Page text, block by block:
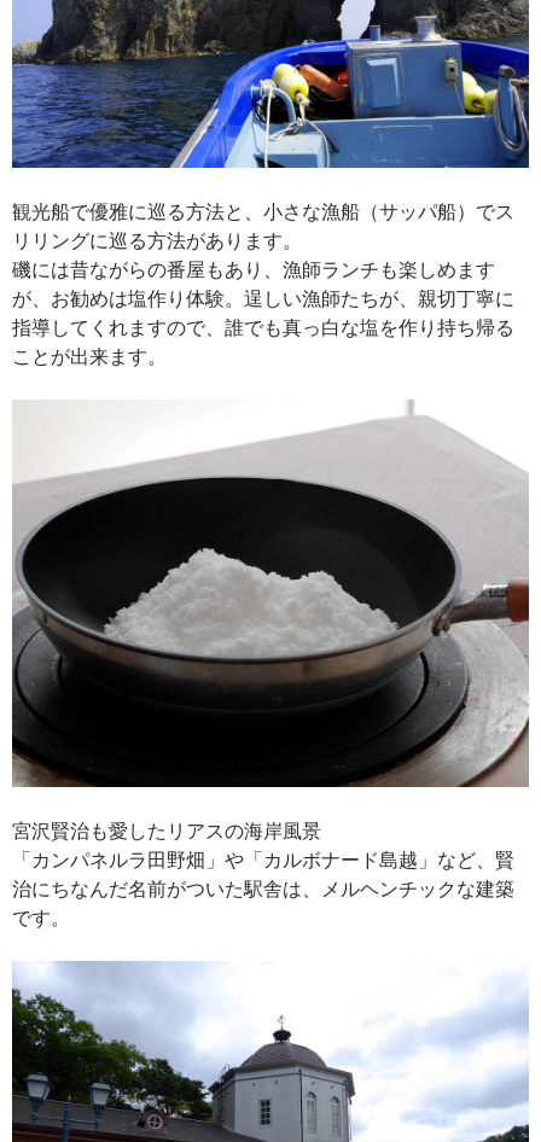
観光船で優雅に巡る方法と、小さな漁船（サッパ船）でス
リリングに巡る方法があります。
磯には昔ながらの番屋もあり、漁師ランチも楽しめます
が、お勧めは塩作り体験。逞しい漁師たちが、親切丁寧に
指導してくれますので、誰でも真っ白な塩を作り持ち帰る
ことが出来ます。
宮沢賢治も愛したリアスの海岸風景
「カンパネルラ田野畑」や「カルボナード島越」など、賢
治にちなんだ名前がついた駅舎は、メルヘンチックな建築
です。